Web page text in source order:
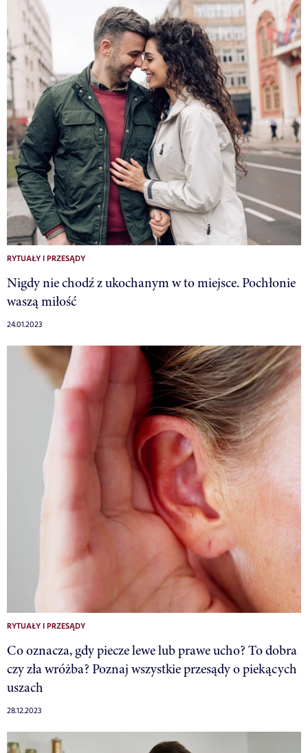
RYTUAŁY I PRZESĄDY
Nigdy nie chodź z ukochanym w to miejsce. Pochłonie
waszą miłość
24.01.2023
RYTUAŁY I PRZESĄDY
Co oznacza, gdy piecze lewe lub prawe ucho? To dobra
czy zła wróżba? Poznaj wszystkie przesądy o piekących
uszach
28.12.2023